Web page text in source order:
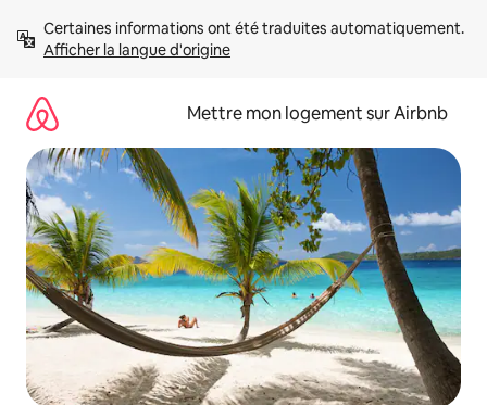
directement
Afficher la langue d'origine
Mettre mon logement sur Airbnb